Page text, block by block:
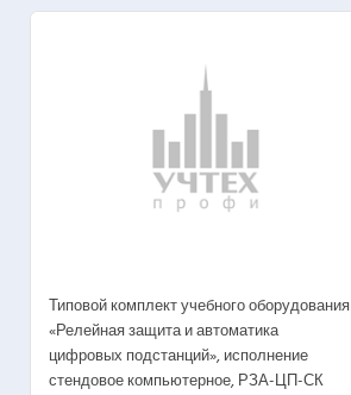
Типовой комплект учебного оборудования
«Релейная защита и автоматика
цифровых подстанций», исполнение
стендовое компьютерное, РЗА-ЦП-СК